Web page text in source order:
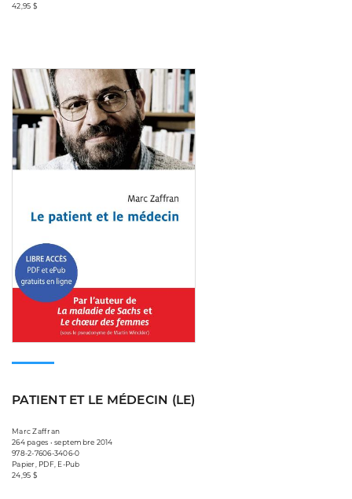
42,95 $
PATIENT ET LE MÉDECIN (LE)
Marc Zaffran
264 pages • septembre 2014
978-2-7606-3406-0
Papier, PDF, E-Pub
24,95 $